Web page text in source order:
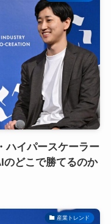
ハイパースケーラー
どこで勝てるのか
産業トレンド